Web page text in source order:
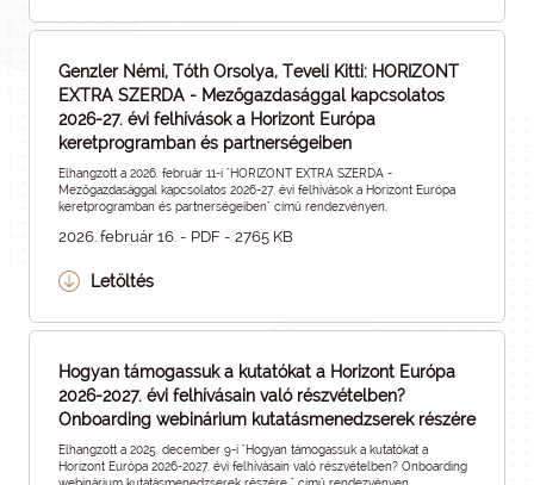
Genzler Némi, Tóth Orsolya, Teveli Kitti: HORIZONT
EXTRA SZERDA - Mezőgazdasággal kapcsolatos
2026-27. évi felhívások a Horizont Európa
keretprogramban és partnerségeiben
Elhangzott a 2026. február 11-i "HORIZONT EXTRA SZERDA -
Mezőgazdasággal kapcsolatos 2026-27. évi felhívások a Horizont Európa
keretprogramban és partnerségeiben" című rendezvényen.
2026. február 16. - PDF - 2765 KB
Letöltés
Hogyan támogassuk a kutatókat a Horizont Európa
2026-2027. évi felhívásain való részvételben?
Onboarding webinárium kutatásmenedzserek részére
Elhangzott a 2025. december 9-i "Hogyan támogassuk a kutatókat a
Horizont Európa 2026-2027. évi felhívásain való részvételben? Onboarding